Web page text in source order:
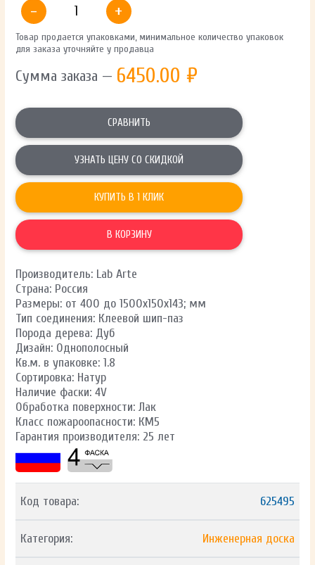
-
+
Товар продается упаковками, минимальное количество упаковок
для заказа уточняйте у продавца
Сумма заказа — 6450.00 ₽
СРАВНИТЬ
УЗНАТЬ ЦЕНУ СО СКИДКОЙ
КУПИТЬ В 1 КЛИК
В КОРЗИНУ
Производитель: Lab Arte
Страна: Россия
Размеры: от 400 до 1500х150х143; мм
Тип соединения: Клеевой шип-паз
Порода дерева: Дуб
Дизайн: Однополосный
Кв.м. в упаковке: 1.8
Сортировка: Натур
Наличие фаски: 4V
Обработка поверхности: Лак
Класс пожароопасности: КМ5
Гарантия производителя: 25 лет
Код товара: 625495
Категория: Инженерная доска